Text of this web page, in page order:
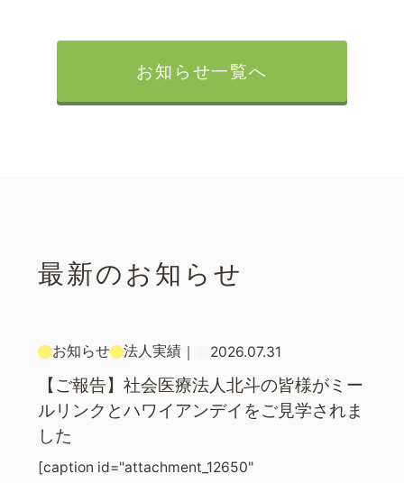
お知らせ一覧へ
最新のお知らせ
お知らせ 法人実績 ｜ 2026.07.31
【ご報告】社会医療法人北斗の皆様がミー
ルリンクとハワイアンデイをご見学されま
した
[caption id="attachment_12650"